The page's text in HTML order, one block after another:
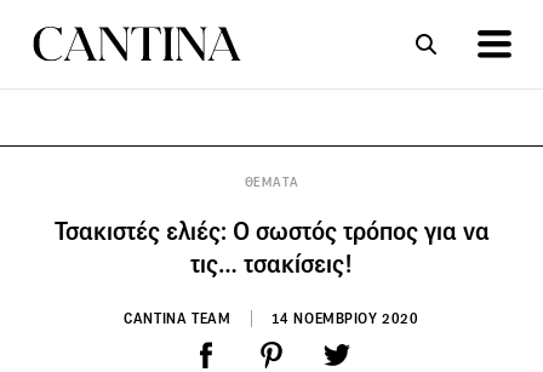
ΘΕΜΑΤΑ
Τσακιστές ελιές: Ο σωστός τρόπος για να
τις… τσακίσεις!
CANTINA TEAM 14 ΝΟΕΜΒΡΙΟΥ 2020